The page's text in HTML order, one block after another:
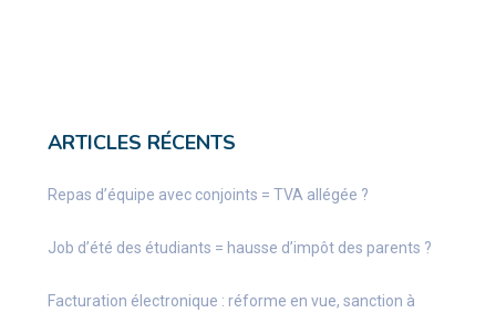
ARTICLES RÉCENTS
Repas d’équipe avec conjoints = TVA allégée ?
Job d’été des étudiants = hausse d’impôt des parents ?
Facturation électronique : réforme en vue, sanction à